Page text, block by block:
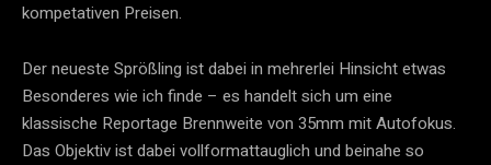
kompetativen Preisen.
Der neueste Sprößling ist dabei in mehrerlei Hinsicht etwas
Besonderes wie ich finde – es handelt sich um eine
klassische Reportage Brennweite von 35mm mit Autofokus.
Das Objektiv ist dabei vollformattauglich und beinahe so